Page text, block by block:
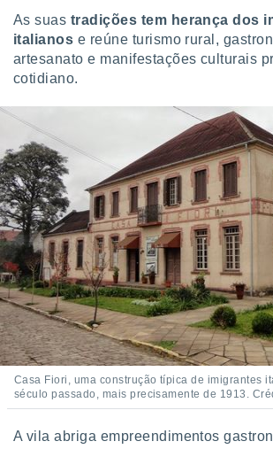
As suas tradições tem herança dos
italianos e reúne turismo rural,
artesanato e manifestações culturais
cotidiano.
Casa Fiori, uma construção típica de imigrantes
século passado, mais precisamente de 1913.
A vila abriga empreendimentos